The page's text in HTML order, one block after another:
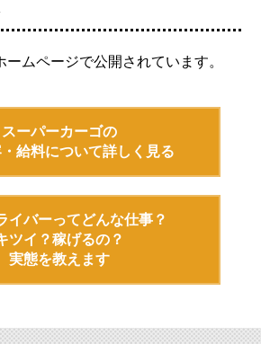
ムページで公開されています。
スーパーカーゴの
給料について詳しく見る
イバーってどんな仕事？
ツイ？稼げるの？
実態を教えます